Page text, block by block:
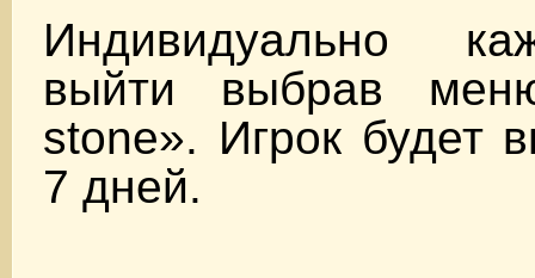
Индивидуально
выйти выбрав
stone». Игрок будет
7 дней.